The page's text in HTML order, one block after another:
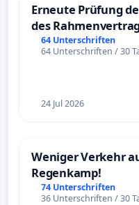
Erneute Prüfung
des
Fahrwegdienste
64 Unterschriften
64 Unterschriften / 30
24 Jul 2026
Weniger Verkehr
Regenkamp!
74 Unterschriften
36 Unterschriften / 30